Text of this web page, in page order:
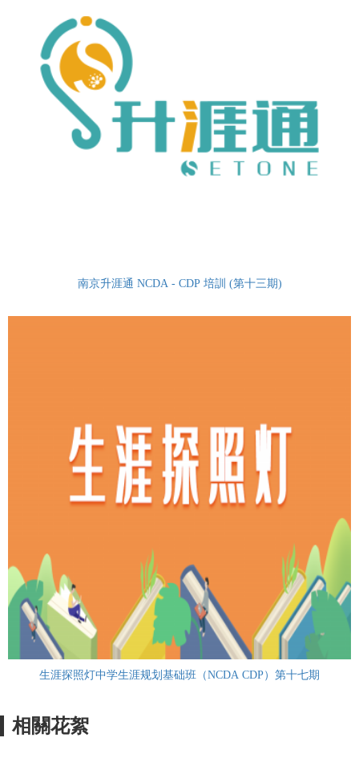
南京升涯通 NCDA - CDP 培訓 (第十三期)
生涯探照灯中学生涯规划基础班（NCDA CDP）第十七期
相關花絮